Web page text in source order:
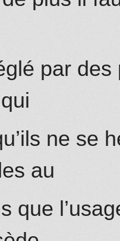
par
ne se
au
que